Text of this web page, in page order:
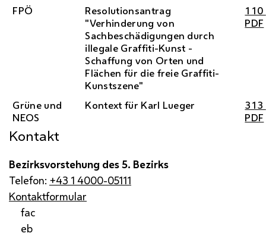
FPÖ
Resolutionsantrag
"Verhinderung von
Sachbeschädigungen durch
illegale Graffiti-Kunst -
Schaffung von Orten und
Flächen für die freie Graffiti-
Kunstszene"
110
PDF
Grüne und
NEOS
Kontext für Karl Lueger 313
PDF
Kontakt
Bezirksvorstehung des 5. Bezirks
Telefon: +43 1 4000-05111
Kontaktformular
fac
eb